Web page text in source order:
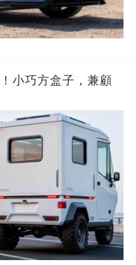
小巧方盒子，兼顧